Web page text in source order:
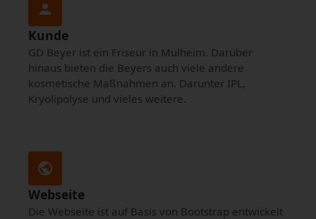
person
Kunde
GD Beyer ist ein Friseur in Mülheim. Darüber
hinaus bieten die Beyers auch viele andere
kosmetische Maßnahmen an. Darunter IPL,
Kryolipolyse und vieles weitere.
public
Webseite
Die Webseite ist auf Basis von Bootstrap entwickelt